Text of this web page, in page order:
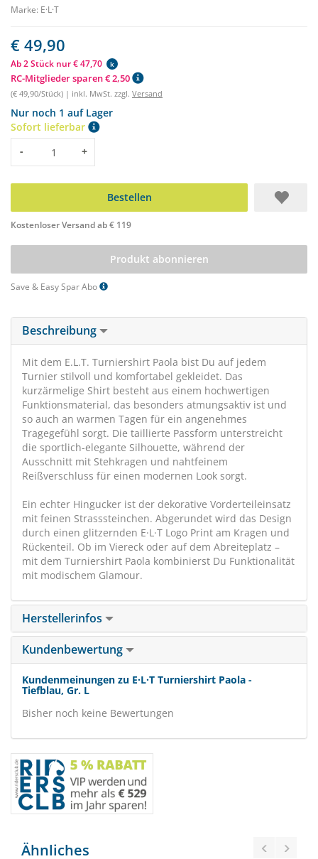
Marke: E·L·T
€ 49,90
Ab 2 Stück nur € 47,70 k
RC-Mitglieder sparen € 2,50
(€ 49,90/Stück) | inkl. MwSt. zzgl. Versand
Nur noch 1 auf Lager
Sofort lieferbar
Menge
- +
Bestellen
Kostenloser Versand ab € 119
Produkt abonnieren
Save & Easy Spar Abo
Beschreibung
Mit dem E.L.T. Turniershirt Paola bist Du auf jedem
Turnier stilvoll und komfortabel gekleidet. Das
kurzärmelige Shirt besteht aus einem hochwertigen
Funktionsmaterial, das besonders atmungsaktiv ist und
so auch an warmen Tagen für ein angenehmes
Tragegefühl sorgt. Die taillierte Passform unterstreicht
die sportlich-elegante Silhouette, während der
Ausschnitt mit Stehkragen und nahtfeinem
Reißverschluss für einen modernen Look sorgt.
Ein echter Hingucker ist der dekorative Vorderteileinsatz
mit feinen Strasssteinchen. Abgerundet wird das Design
durch einen glitzernden E·L·T Logo Print am Kragen und
Rückenteil. Ob im Viereck oder auf dem Abreiteplatz –
mit dem Turniershirt Paola kombinierst Du Funktionalität
mit modischem Glamour.
Herstellerinfos
Kundenbewertung
Kundenmeinungen zu E·L·T Turniershirt Paola -
Tiefblau, Gr. L
Bisher noch keine Bewertungen
Ähnliches